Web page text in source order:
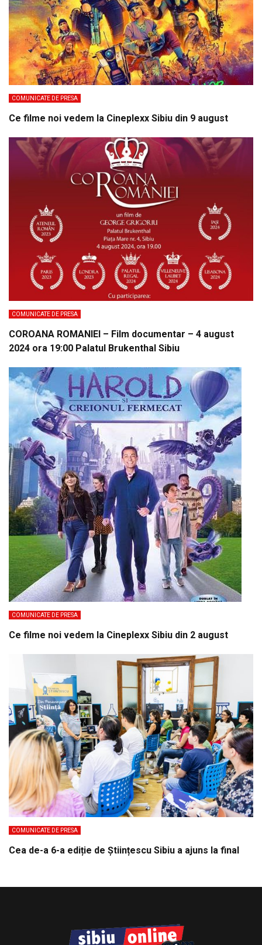
COMUNICATE DE PRESA
Ce filme noi vedem la Cineplexx Sibiu din 9 august
COMUNICATE DE PRESA
COROANA ROMANIEI – Film documentar – 4 august
2024 ora 19:00 Palatul Brukenthal Sibiu
COMUNICATE DE PRESA
Ce filme noi vedem la Cineplexx Sibiu din 2 august
COMUNICATE DE PRESA
Cea de-a 6-a ediție de Științescu Sibiu a ajuns la final